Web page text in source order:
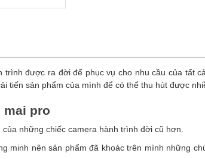
trình được ra đời để phục vụ cho nhu cầu của tất
tiến sản phẩm của mình để có thể thu hút được
mai pro
những chiếc camera hành trình đời cũ hơn.
minh nên sản phẩm đã khoác trên mình những